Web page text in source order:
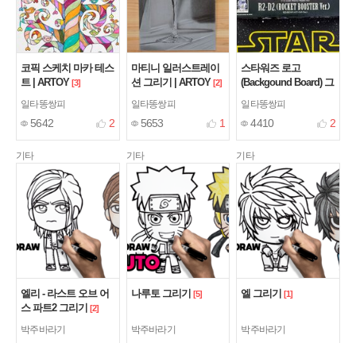
코픽 스케치 마카 테스
트 | ARTOY [3]
일타똥쌍피
5642 2
마티니 일러스트레이
션 그리기 | ARTOY [2]
일타똥쌍피
5653 1
스타워즈 로고
(Backgound Board) 그
일타똥쌍피
4410 2
기타
엘리 - 라스트 오브 어
스 파트2 그리기 [2]
박주바라기
기타
나루토 그리기 [5]
박주바라기
기타
엘 그리기 [1]
박주바라기